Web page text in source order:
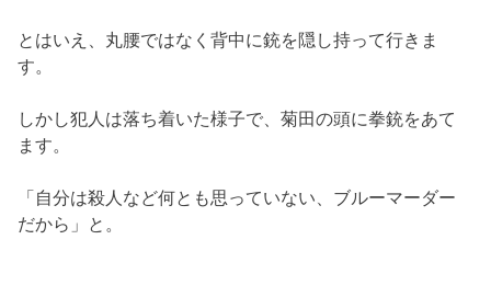
とはいえ、丸腰ではなく背中に銃を隠し持って行きま
す。
しかし犯人は落ち着いた様子で、菊田の頭に拳銃をあて
ます。
「自分は殺人など何とも思っていない、ブルーマーダー
だから」と。